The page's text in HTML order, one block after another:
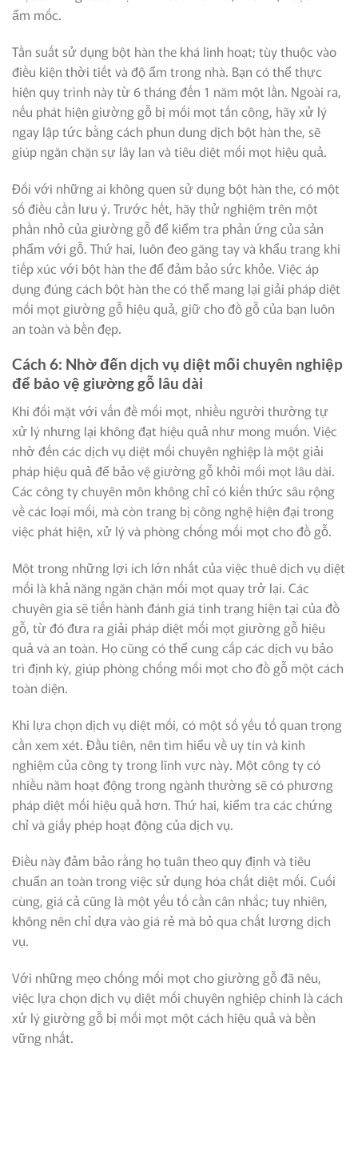
ẩm mốc.
Tần suất sử dụng bột hàn the khá linh hoạt; tùy thuộc vào
điều kiện thời tiết và độ ẩm trong nhà. Bạn có thể thực
hiện quy trình này từ 6 tháng đến 1 năm một lần. Ngoài ra,
nếu phát hiện giường gỗ bị mối mọt tấn công, hãy xử lý
ngay lập tức bằng cách phun dung dịch bột hàn the, sẽ
giúp ngăn chặn sự lây lan và tiêu diệt mối mọt hiệu quả.
Đối với những ai không quen sử dụng bột hàn the, có một
số điều cần lưu ý. Trước hết, hãy thử nghiệm trên một
phần nhỏ của giường gỗ để kiểm tra phản ứng của sản
phẩm với gỗ. Thứ hai, luôn đeo găng tay và khẩu trang khi
tiếp xúc với bột hàn the để đảm bảo sức khỏe. Việc áp
dụng đúng cách bột hàn the có thể mang lại giải pháp diệt
mối mọt giường gỗ hiệu quả, giữ cho đồ gỗ của bạn luôn
an toàn và bền đẹp.
Cách 6: Nhờ đến dịch vụ diệt mối chuyên nghiệp
để bảo vệ giường gỗ lâu dài
Khi đối mặt với vấn đề mối mọt, nhiều người thường tự
xử lý nhưng lại không đạt hiệu quả như mong muốn. Việc
nhờ đến các dịch vụ diệt mối chuyên nghiệp là một giải
pháp hiệu quả để bảo vệ giường gỗ khỏi mối mọt lâu dài.
Các công ty chuyên môn không chỉ có kiến thức sâu rộng
về các loại mối, mà còn trang bị công nghệ hiện đại trong
việc phát hiện, xử lý và phòng chống mối mọt cho đồ gỗ.
Một trong những lợi ích lớn nhất của việc thuê dịch vụ diệt
mối là khả năng ngăn chặn mối mọt quay trở lại. Các
chuyên gia sẽ tiến hành đánh giá tình trạng hiện tại của đồ
gỗ, từ đó đưa ra giải pháp diệt mối mọt giường gỗ hiệu
quả và an toàn. Họ cũng có thể cung cấp các dịch vụ bảo
trì định kỳ, giúp phòng chống mối mọt cho đồ gỗ một cách
toàn diện.
Khi lựa chọn dịch vụ diệt mối, có một số yếu tố quan trọng
cần xem xét. Đầu tiên, nên tìm hiểu về uy tín và kinh
nghiệm của công ty trong lĩnh vực này. Một công ty có
nhiều năm hoạt động trong ngành thường sẽ có phương
pháp diệt mối hiệu quả hơn. Thứ hai, kiểm tra các chứng
chỉ và giấy phép hoạt động của dịch vụ.
Điều này đảm bảo rằng họ tuân theo quy định và tiêu
chuẩn an toàn trong việc sử dụng hóa chất diệt mối. Cuối
cùng, giá cả cũng là một yếu tố cần cân nhắc; tuy nhiên,
không nên chỉ dựa vào giá rẻ mà bỏ qua chất lượng dịch
vụ.
Với những mẹo chống mối mọt cho giường gỗ đã nêu,
việc lựa chọn dịch vụ diệt mối chuyên nghiệp chính là cách
xử lý giường gỗ bị mối mọt một cách hiệu quả và bền
vững nhất.